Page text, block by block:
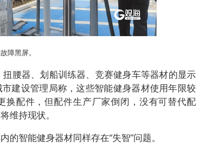
障黑屏。
腰器、划船训练器、竞赛健身车等器材的显示
建设管理局称，这些智能健身器材使用年限较
换配件，但配件生产厂家倒闭，没有可替代配
维持现状。
智能健身器材同样存在“失智”问题。